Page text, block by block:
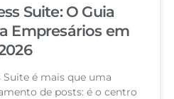
Suite: O Guia
Empresários em
Suite é mais que uma
de posts: é o centro